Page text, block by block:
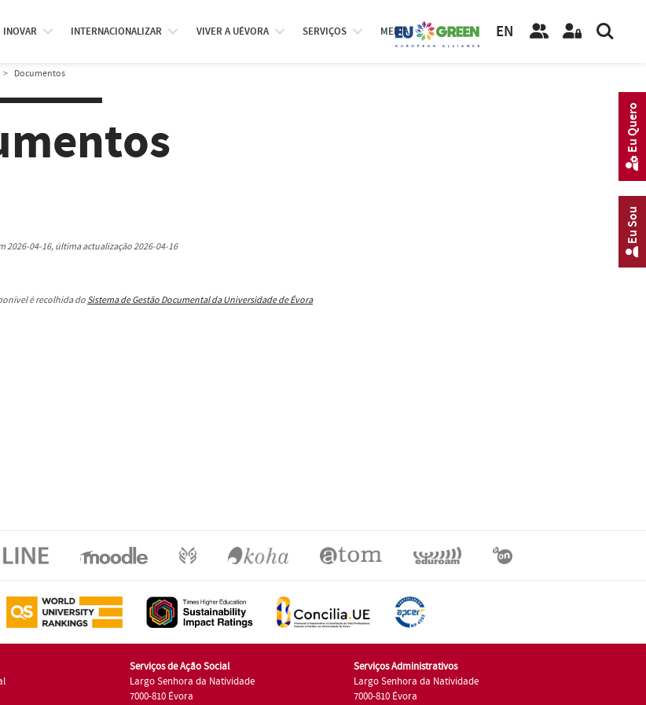
INOVAR INTERNACIONALIZAR VIVER A UÉVORA SERVIÇOS MEDIA EN
Documentos
2026-04-16, última actualização2026-04-16
é recolhida doSistema de Gestão Documental da Universidade de Évora
Serviços de Ação Social
Largo Senhora da Natividade
7000-810 Évora
Serviços Administrativos
Largo Senhora da Natividade
7000-810 Évora
Eu Sou
Eu Quero